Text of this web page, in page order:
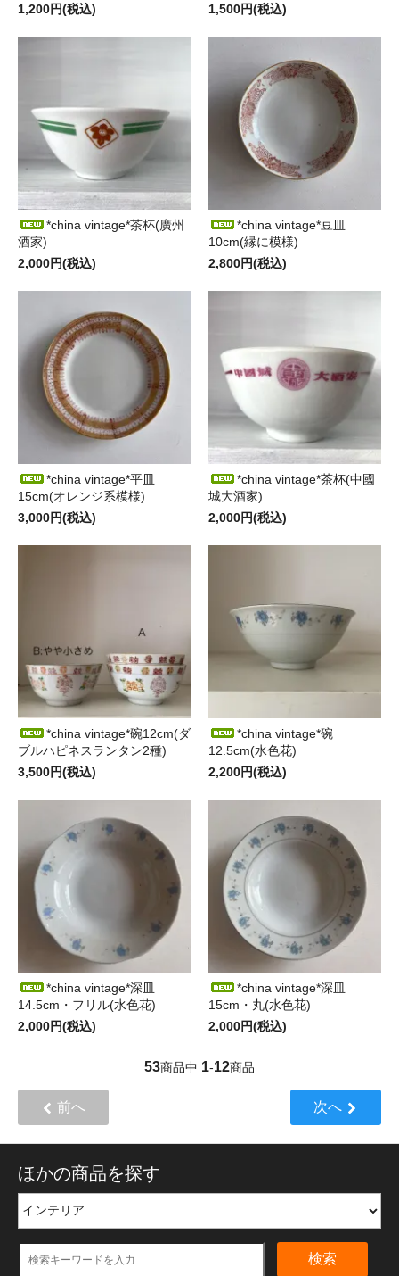
1,200円(税込)
1,500円(税込)
*china vintage*茶杯(廣州
酒家)
2,000円(税込)
*china vintage*豆皿
10cm(縁に模様)
2,800円(税込)
*china vintage*平皿
15cm(オレンジ系模様)
3,000円(税込)
*china vintage*茶杯(中國
城大酒家)
2,000円(税込)
*china vintage*碗12cm(ダ
ブルハピネスランタン2種)
3,500円(税込)
*china vintage*碗
12.5cm(水色花)
2,200円(税込)
*china vintage*深皿
14.5cm・フリル(水色花)
2,000円(税込)
*china vintage*深皿
15cm・丸(水色花)
2,000円(税込)
53商品中 1-12商品
前へ 次へ
ほかの商品を探す
検索